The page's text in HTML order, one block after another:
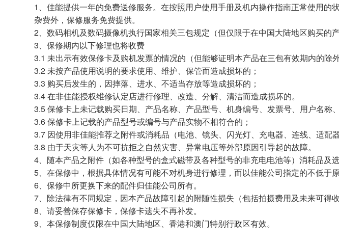
1、佳能提供一年的免费送修服务。在按照用户使用手册及机内操作指南正常使用
杂费外，保修服务免费提供。
2、数码相机及数码摄像机执行国家相关三包规定（但仅限于在中国大陆地区购买的产
3、保修期内以下修理也将收费
3.1 未出示有效保修卡及购机发票的情况的（但能够证明本产品在三包有效期内的除
3.2 未按产品使用说明的要求使用、维护、保管而造成损坏的；
3.3 购买后发生的，因摔落、进水、不适当存放等造成损坏的；
3.4 在非佳能授权维修认定店进行修理、改造、分解、清洁而造成损坏的。
3.5 保修卡上未记载购买日期、产品名称、产品型号、机身编号、发票号、用户名称
3.6 保修卡上记载的产品型号或编号与产品实物不相符合的；
3.7 因使用非佳能推荐之附件或消耗品（电池、镜头、闪光灯、充电器、连线、适配
3.8 由于天灾等人为不可抗拒之自然灾害、异常电压等外部原因引导起的故障。
4、随本产品之附件（如各种型号的盒式磁带及各种型号的非充电电池等）消耗品及
5、在保修中，根据具体情况有可能不对机身进行修理，而以佳能公司指定的不低于
6、保修中所更换下来的配件归佳能公司所有。
7、除法律有不同规定，因本产品故障引起的附随性损失（包括拍摄费用及未来可得
8、请妥善保存保修卡，保修卡遗失不再补发。
9、本保修制度仅限在中国大陆地区、香港和澳门特别行政区有效。